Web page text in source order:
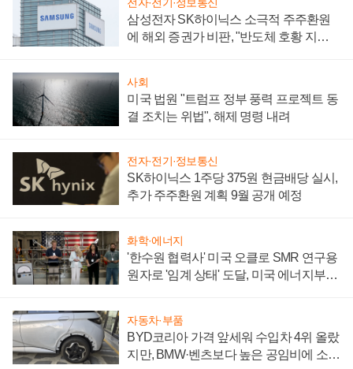
삼성전자 SK하이닉스 소극적 주주환원
에 해외 증권가 비판, "반도체 호황 지속
사회
미국 법원 "트럼프 정부 풍력 프로젝트 동
결 조치는 위법", 해제 명령 내려
전자·전기·정보통신
SK하이닉스 1주당 375원 현금배당 실시,
추가 주주환원 계획 9월 공개 예정
화학·에너지
'한수원 협력사' 미국 오클로 SMR 연구용
원자로 '임계 상태' 도달, 미국 에너지부
자동차·부품
BYD코리아 가격 앞세워 수입차 4위 올랐
지만, BMW·벤츠보다 높은 공임비에 소비